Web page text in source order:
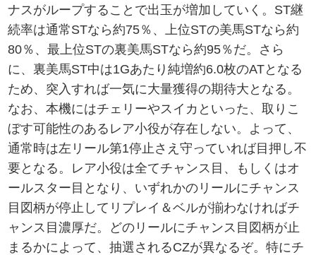
ナスがループすることで出玉が増加していく。ST継
続率は通常STなら約75％、上位STの美馬STなら約
80％、最上位STの裏美馬STなら約95％だ。さら
に、裏美馬ST中は1Gあたり純増約6.0枚のATとなる
ため、突入すれば一気に大量獲得の期待大となる。
なお、本機にはチェリーやスイカといった、取りこ
ぼす可能性のあるレア小役が存在しない。よって、
通常時は左リール第1停止さえ守っていれば目押し不
要となる。レア小役は全てチャンス目、もしくはオ
ールスター目となり、いずれかのリールにチャンス
目図柄が停止してリプレイ＆ベルが揃わなければチ
ャンス目濃厚だ。どのリールにチャンス目図柄が止
まるかによって、抽選されるCZが異なるぞ。特にチ